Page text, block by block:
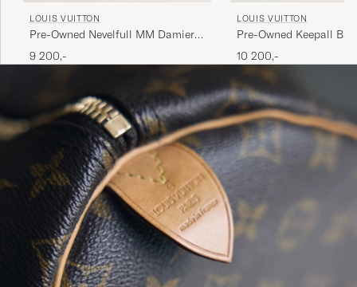
LOUIS VUITTON
Pre-Owned Nevelfull MM Damier
Ebene
9 200,-
LOUIS VUITTON
Pre-Owned Keepall
55 Monogram
10 200,-